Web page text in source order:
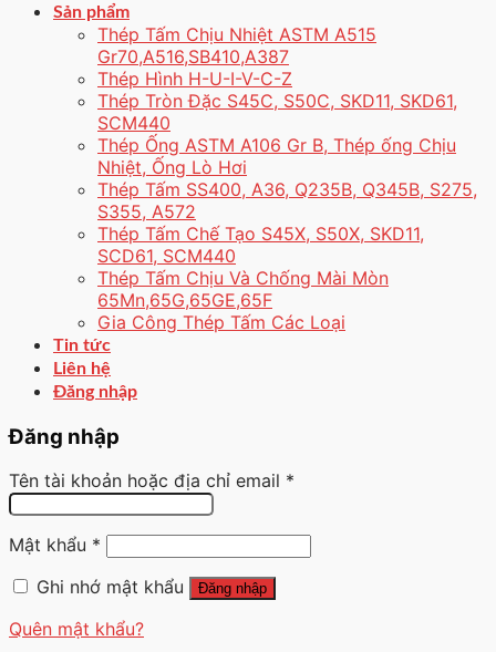
Sản phẩm
Thép Tấm Chịu Nhiệt ASTM A515
Gr70,A516,SB410,A387
Thép Hình H-U-I-V-C-Z
Thép Tròn Đặc S45C, S50C, SKD11, SKD61,
SCM440
Thép Ống ASTM A106 Gr B, Thép ống Chịu
Nhiệt, Ống Lò Hơi
Thép Tấm SS400, A36, Q235B, Q345B, S275,
S355, A572
Thép Tấm Chế Tạo S45X, S50X, SKD11,
SCD61, SCM440
Thép Tấm Chịu Và Chống Mài Mòn
65Mn,65G,65GE,65F
Gia Công Thép Tấm Các Loại
Tin tức
Liên hệ
Đăng nhập
Đăng nhập
Tên tài khoản hoặc địa chỉ email *
Mật khẩu *
Ghi nhớ mật khẩu
Đăng nhập
Quên mật khẩu?